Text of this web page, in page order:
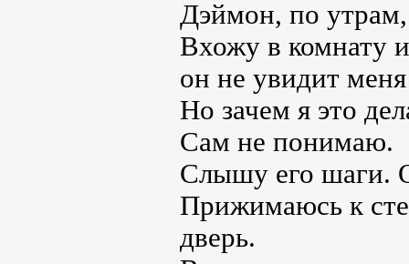
Дэймон, по
Вхожу в комнату
он не увидит меня
Но зачем я это
Сам не понимаю.
Слышу его шаги.
Прижимаюсь к
дверь.